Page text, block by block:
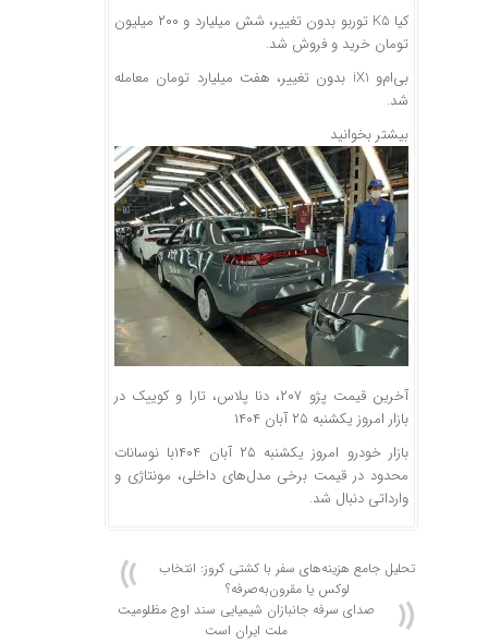
کیا K5 توربو بدون تغییر، شش میلیارد و ۲۰۰ میلیون
تومان خرید و فروش شد.
بی‌ام‌و iX1 بدون تغییر، هفت میلیارد تومان معامله
شد.
بیشتر بخوانید
آخرین قیمت پژو ۲۰۷، دنا پلاس، تارا و کوییک در
بازار امروز یکشنبه ۲۵ آبان ۱۴۰۴
بازار خودرو امروز یکشنبه ۲۵ آبان ۱۴۰۴با نوسانات
محدود در قیمت برخی مدل‌های داخلی، مونتاژی و
وارداتی دنبال شد.
تحلیل جامع هزینه‌های سفر با کشتی کروز: انتخاب
لوکس یا مقرون‌به‌صرفه؟
صدای سرفه جانبازان شیمیایی سند اوج مظلومیت
ملت ایران است